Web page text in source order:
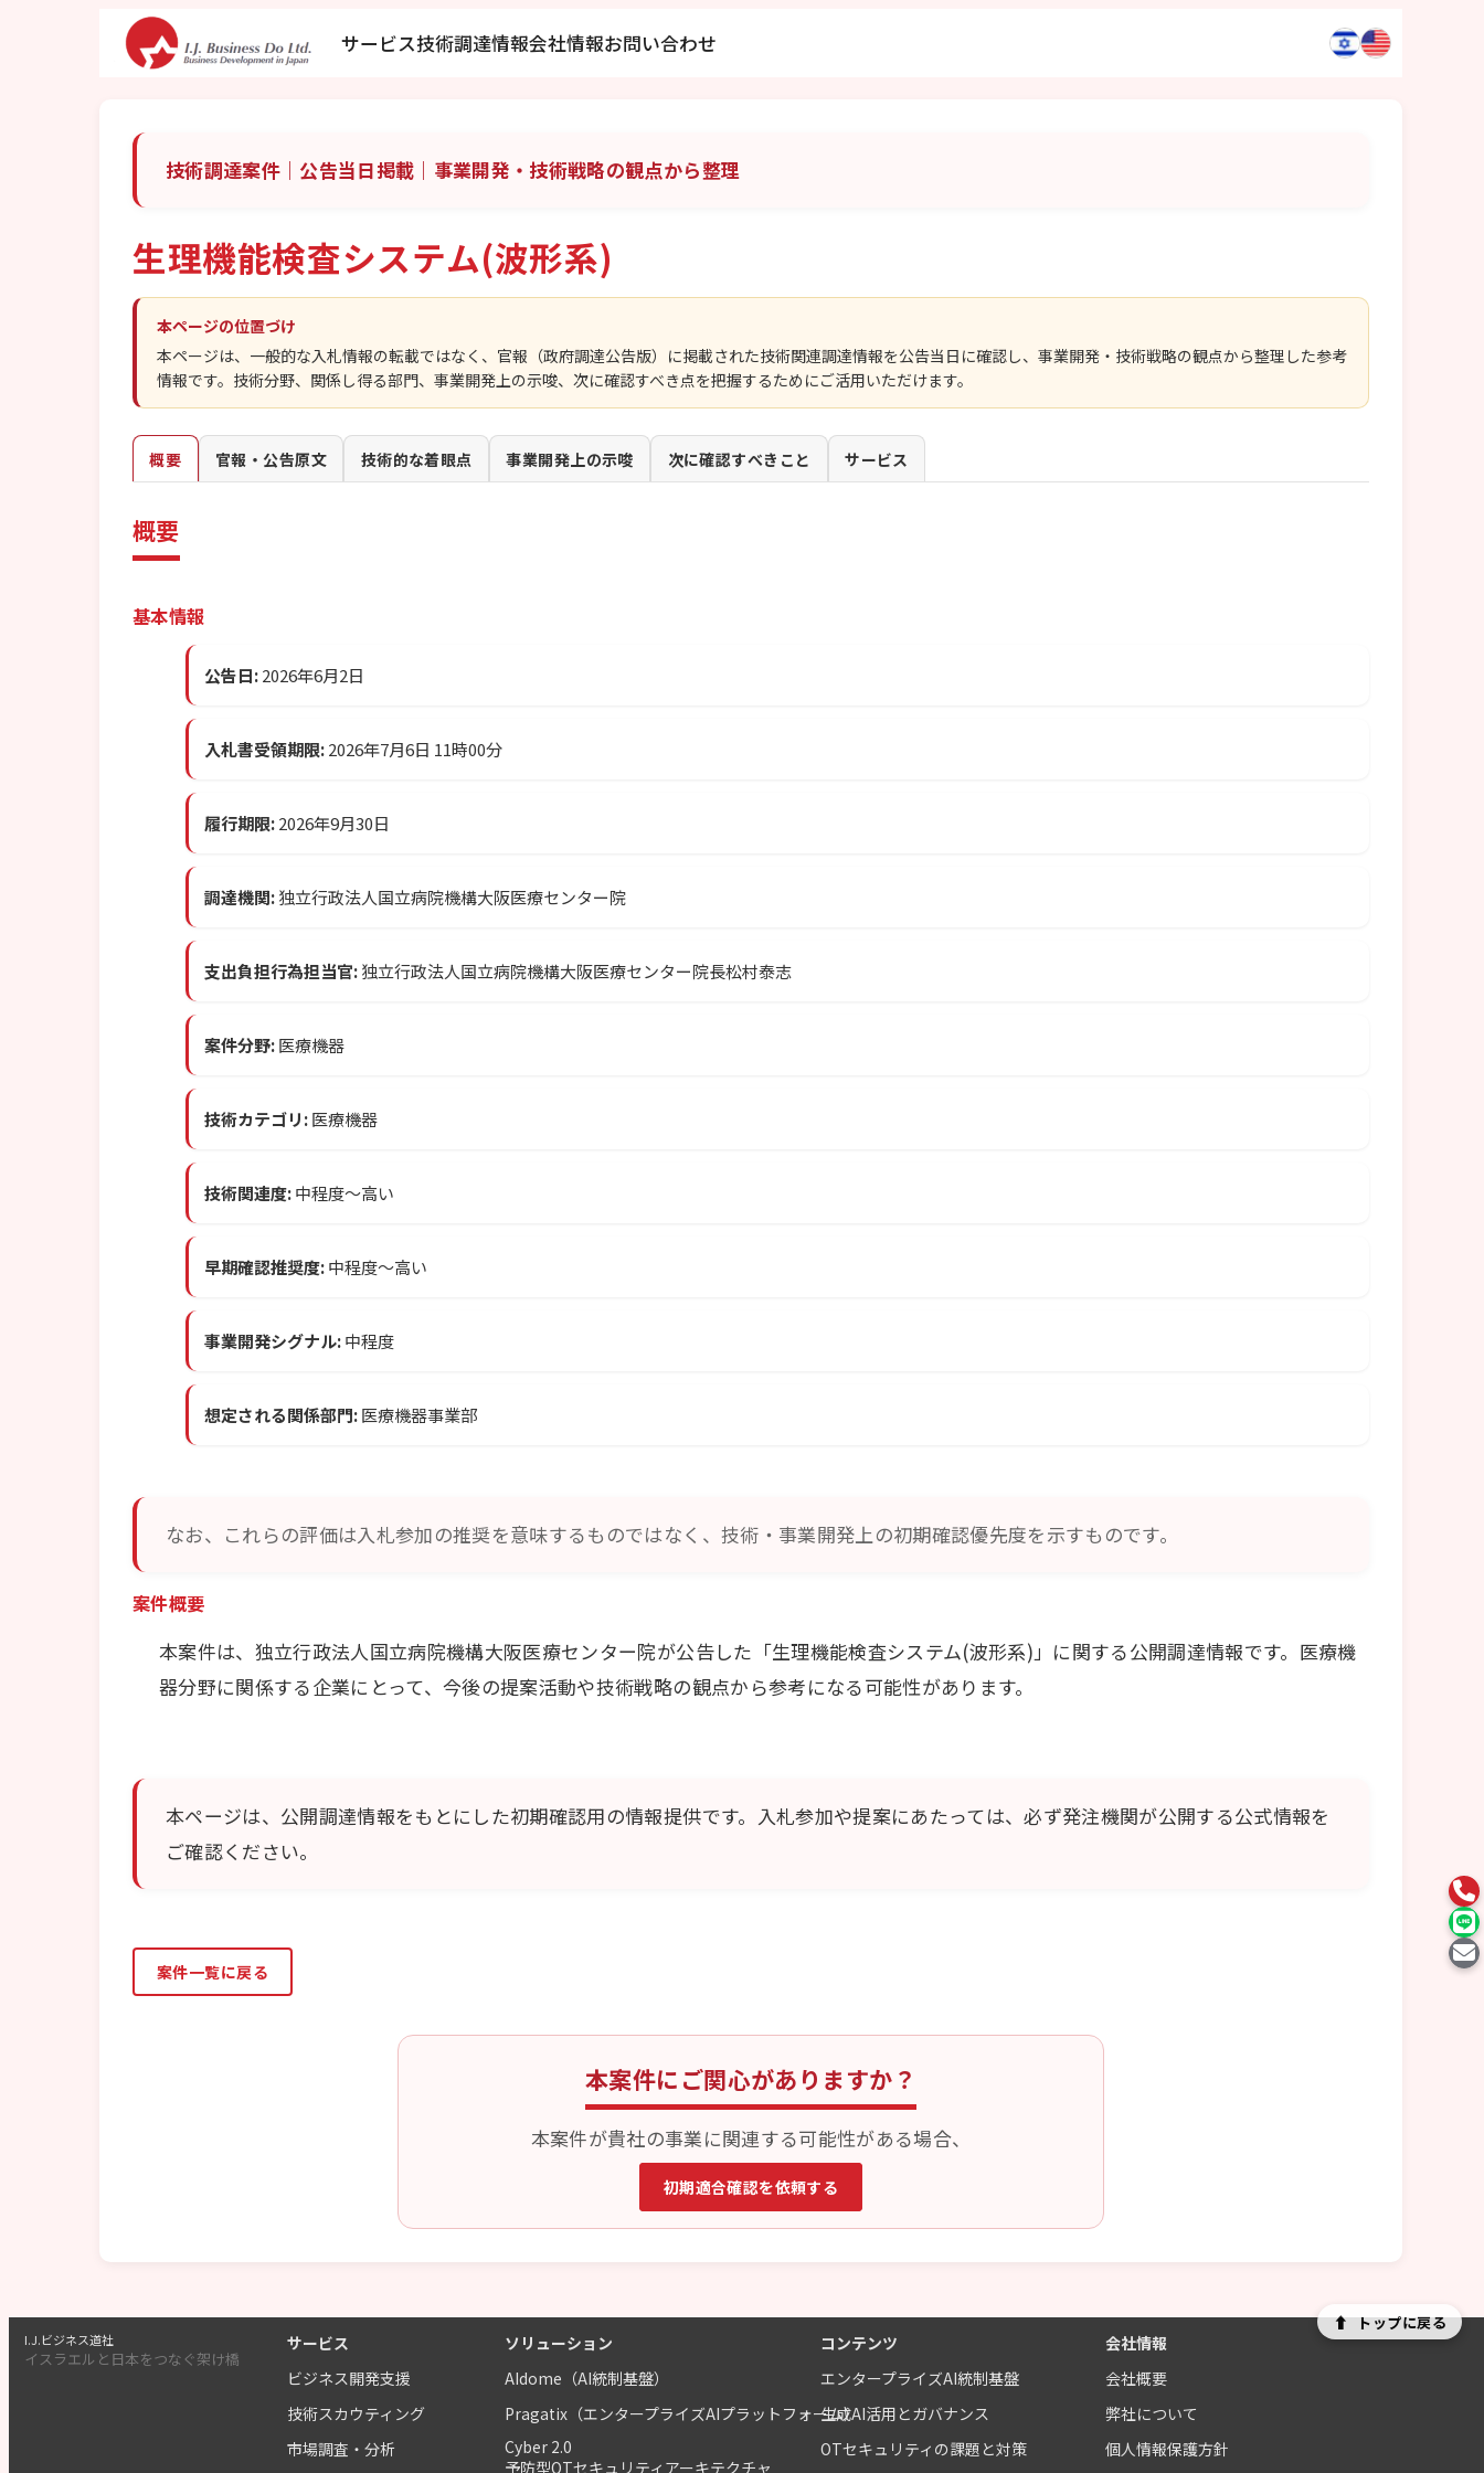
サービス技術調達情報会社情報お問い合わせ
技術調達案件｜公告当日掲載｜事業開発・技術戦略の観点から整理
生理機能検査システム(波形系)
本ページの位置づけ
本ページは、一般的な入札情報の転載ではなく、官報（政府調達公告版）に掲載された技術関連調達情報を公告当日に確認し、事業開発・技術戦略の観点から整理した参考
情報です。技術分野、関係し得る部門、事業開発上の示唆、次に確認すべき点を把握するためにご活用いただけます。
概要 官報・公告原文 技術的な着眼点 事業開発上の示唆 次に確認すべきこと サービス
概要
基本情報
公告日:2026年6月2日
入札書受領期限:2026年7月6日 11時00分
履行期限:2026年9月30日
調達機関:独立行政法人国立病院機構大阪医療センター院
支出負担行為担当官:独立行政法人国立病院機構大阪医療センター院長松村泰志
案件分野:医療機器
技術カテゴリ:医療機器
技術関連度:中程度〜高い
早期確認推奨度:中程度〜高い
事業開発シグナル:中程度
想定される関係部門:医療機器事業部
なお、これらの評価は入札参加の推奨を意味するものではなく、技術・事業開発上の初期確認優先度を示すものです。
案件概要
本案件は、独立行政法人国立病院機構大阪医療センター院が公告した「生理機能検査システム(波形系)」に関する公開調達情報です。医療機
器分野に関係する企業にとって、今後の提案活動や技術戦略の観点から参考になる可能性があります。
本ページは、公開調達情報をもとにした初期確認用の情報提供です。入札参加や提案にあたっては、必ず発注機関が公開する公式情報を
ご確認ください。
案件一覧に戻る
本案件にご関心がありますか？
本案件が貴社の事業に関連する可能性がある場合、
初期適合確認を依頼する
⬆ トップに戻る
I.J.ビジネス道社
イスラエルと日本をつなぐ架け橋
サービス
ビジネス開発支援
技術スカウティング
市場調査・分析
ソリューション
AIdome（AI統制基盤）
Pragatix（エンタープライズAIプラットフォーム）
Cyber 2.0
予防型OTセキュリティアーキテクチャ
コンテンツ
エンタープライズAI統制基盤
生成AI活用とガバナンス
OTセキュリティの課題と対策
会社情報
会社概要
弊社について
個人情報保護方針